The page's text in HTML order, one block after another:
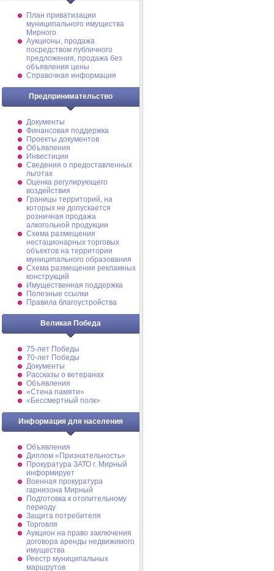
План приватизации
муниципального имущества
Мирного
Аукционы, продажа
посредством публичного
предложения, продажа без
объявления цены
Справочная информация
Предпринимательство
Документы
Финансовая поддержка
Проекты документов
Объявления
Инвестиции
Сведения о предоставленных
льготах
Оценка регулирующего
воздействия
Границы территорий, на
которых не допускается
розничная продажа
алкогольной продукции
Схема размещения
нестационарных торговых
объектов на территории
муниципального образования
Схема размещения рекламных
конструкций
Имущественная поддержка
Полезные ссылки
Правила благоустройства
Великая Победа
75-лет Победы
70-лет Победы
Документы
Рассказы о ветеранах
Объявления
«Стена памяти»
«Бессмертный полк»
Информация для населения
Объявления
Диплом «Признательность»
Прокуратура ЗАТО г. Мирный
информирует
Военная прокуратура
гарнизона Мирный
Подготовка к отопительному
периоду
Защита потребителя
Торговля
Аукцион на право заключения
договора аренды недвижимого
имущества
Реестр муниципальных
маршрутов